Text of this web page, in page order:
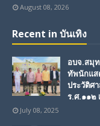
August 08, 2026
Recent in บันเทิง
อบจ.สมุ
ทัพนักแส
ประวัติศ
ร.ศ.๑๑๒
July 08, 2025